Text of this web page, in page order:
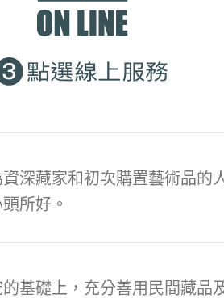
深藏家和初次購置藝術品的
所好。
基礎上，充分善用民間藏品